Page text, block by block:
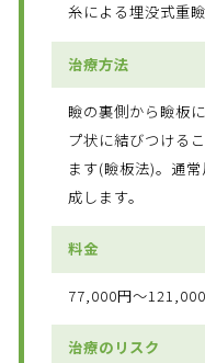
糸による埋没式重
治療方法
瞼の裏側から瞼板
プ状に結びつける
ます(瞼板法)。通
成します。
料金
77,000円～
治療のリスク